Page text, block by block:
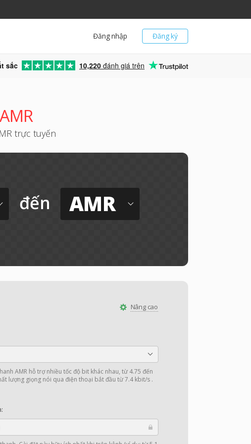
Đăng ký
Đăng nhập
sắc 10,220 đánh giá trên
trực tuyến
đến AMR
Nâng cao
AMR hỗ trợ nhiều tốc độ bit khác nhau, từ 4.75 đến
lượng giọng nói qua điện thoại bắt đầu từ 7.4 kbit/s .